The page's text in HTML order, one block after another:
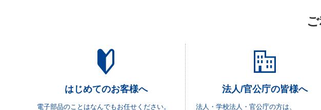
はじめてのお客様へ
電子部品のことはなんでもお任せください。
法人/官公庁の皆様へ
法人・学校法人・官公庁の方は、